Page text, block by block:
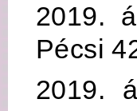
2019.
Pécsi
2019.